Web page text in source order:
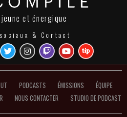
jeune et énergique
& Contact
PODCASTS ÉMISSIONS
ÉQUIPE
NOUS CONTACTER STUDIO DE PODCAST